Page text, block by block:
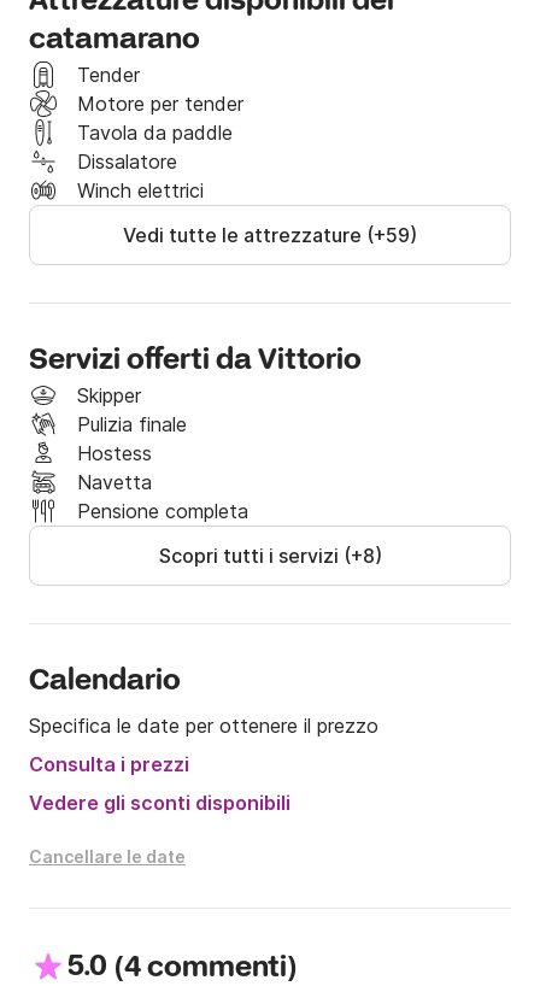
bevande alcooliche, attività extra,viaggi in aereo.
catamarano
Tender
Motore per tender
Tavola da paddle
Dissalatore
Winch elettrici
Vedi tutte le attrezzature (+59)
Servizi offerti da Vittorio
Skipper
Pulizia finale
Hostess
Navetta
Pensione completa
Scopri tutti i servizi (+8)
Calendario
Specifica le date per ottenere il prezzo
Consulta i prezzi
Vedere gli sconti disponibili
Cancellare le date
5.0 (4 commenti)